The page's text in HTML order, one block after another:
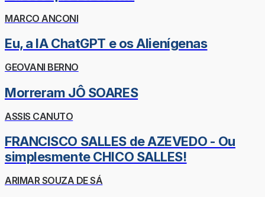
MARCO ANCONI
Eu, a IA ChatGPT e os Alienígenas
GEOVANI BERNO
Morreram JÔ SOARES
ASSIS CANUTO
FRANCISCO SALLES de AZEVEDO - Ou
simplesmente CHICO SALLES!
ARIMAR SOUZA DE SÁ